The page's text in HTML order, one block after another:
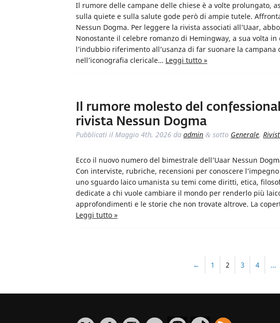
Il rumore delle campane delle chiese è a volte prolungato,
sulla quiete e sulla salute gode però di ampie tutele.
Nessun Dogma. Per leggere la rivista associati all’Uaar,
Nonostante il celebre romanzo di Hemingway, a sua volta
l’indubbio riferimento all’usanza di far suonare la
nell’iconografia clericale… Leggi tutto »
Il rumore molesto del
rivista Nessun Dogma
Pubblicati il Maggio 4th, 2026 da admin & sotto Generale,
Ecco il nuovo numero del bimestrale dell’Uaar Nessun
Con interviste, rubriche, recensioni per conoscere
uno sguardo laico umanista su temi come diritti, etica,
dedicate a chi vuole cambiare il mondo per renderlo più
approfondimenti e le storie che non trovate altrove. La
Leggi tutto »
← 1 2 3 4 …